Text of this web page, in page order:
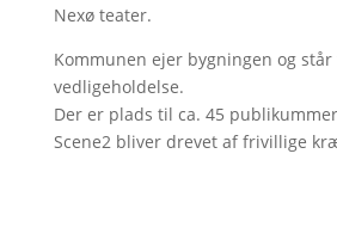
Nexø teater.
Kommunen ejer bygningen og
vedligeholdelse.
Der er plads til ca. 45
Scene2 bliver drevet af frivillige